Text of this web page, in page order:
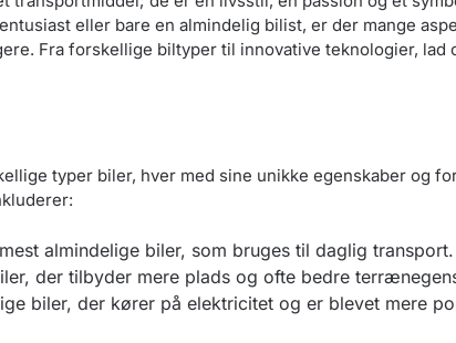
eller bare en almindelig bilist, er der mange
Fra forskellige biltyper til innovative teknologier, lad
typer biler, hver med sine unikke egenskaber og
almindelige biler, som bruges til daglig transport.
der tilbyder mere plads og ofte bedre
biler, der kører på elektricitet og er blevet mere